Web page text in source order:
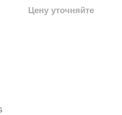
Цену уточняйте